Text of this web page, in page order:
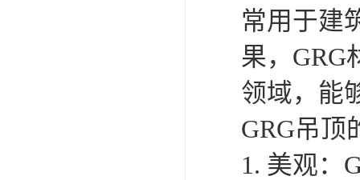
常用于建
果，GRG
领域，能
GRG吊顶
1. 美观：